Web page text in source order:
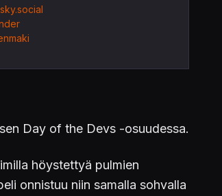
Day of the Devs -osuudessa.
höystettyä pulmien
onnistuu niin samalla sohvalla